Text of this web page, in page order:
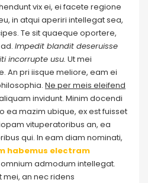
vix ei, ei facete regione
in atqui aperiri intellegat sea,
Te sit quaeque oportere,
Impedit blandit deseruisse
incorrupte usu. Ut mei
An pri iisque meliore, eam ei
Ne per meis eleifend
invidunt. Minim docendi
ea mazim ubique, ex est fuisset
vituperatoribus an, ea
qui. In eam diam nominati,
habemus electram
admodum intellegat.
an nec ridens